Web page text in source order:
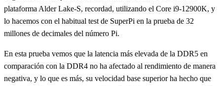
plataforma Alder Lake-S, recordad, utilizando el Core i9-12900K, y
lo hacemos con el habitual test de SuperPi en la prueba de 32
millones de decimales del número Pi.
En esta prueba vemos que la latencia más elevada de la DDR5 en
comparación con la DDR4 no ha afectado al rendimiento de manera
negativa, y lo que es más, su velocidad base superior ha hecho que